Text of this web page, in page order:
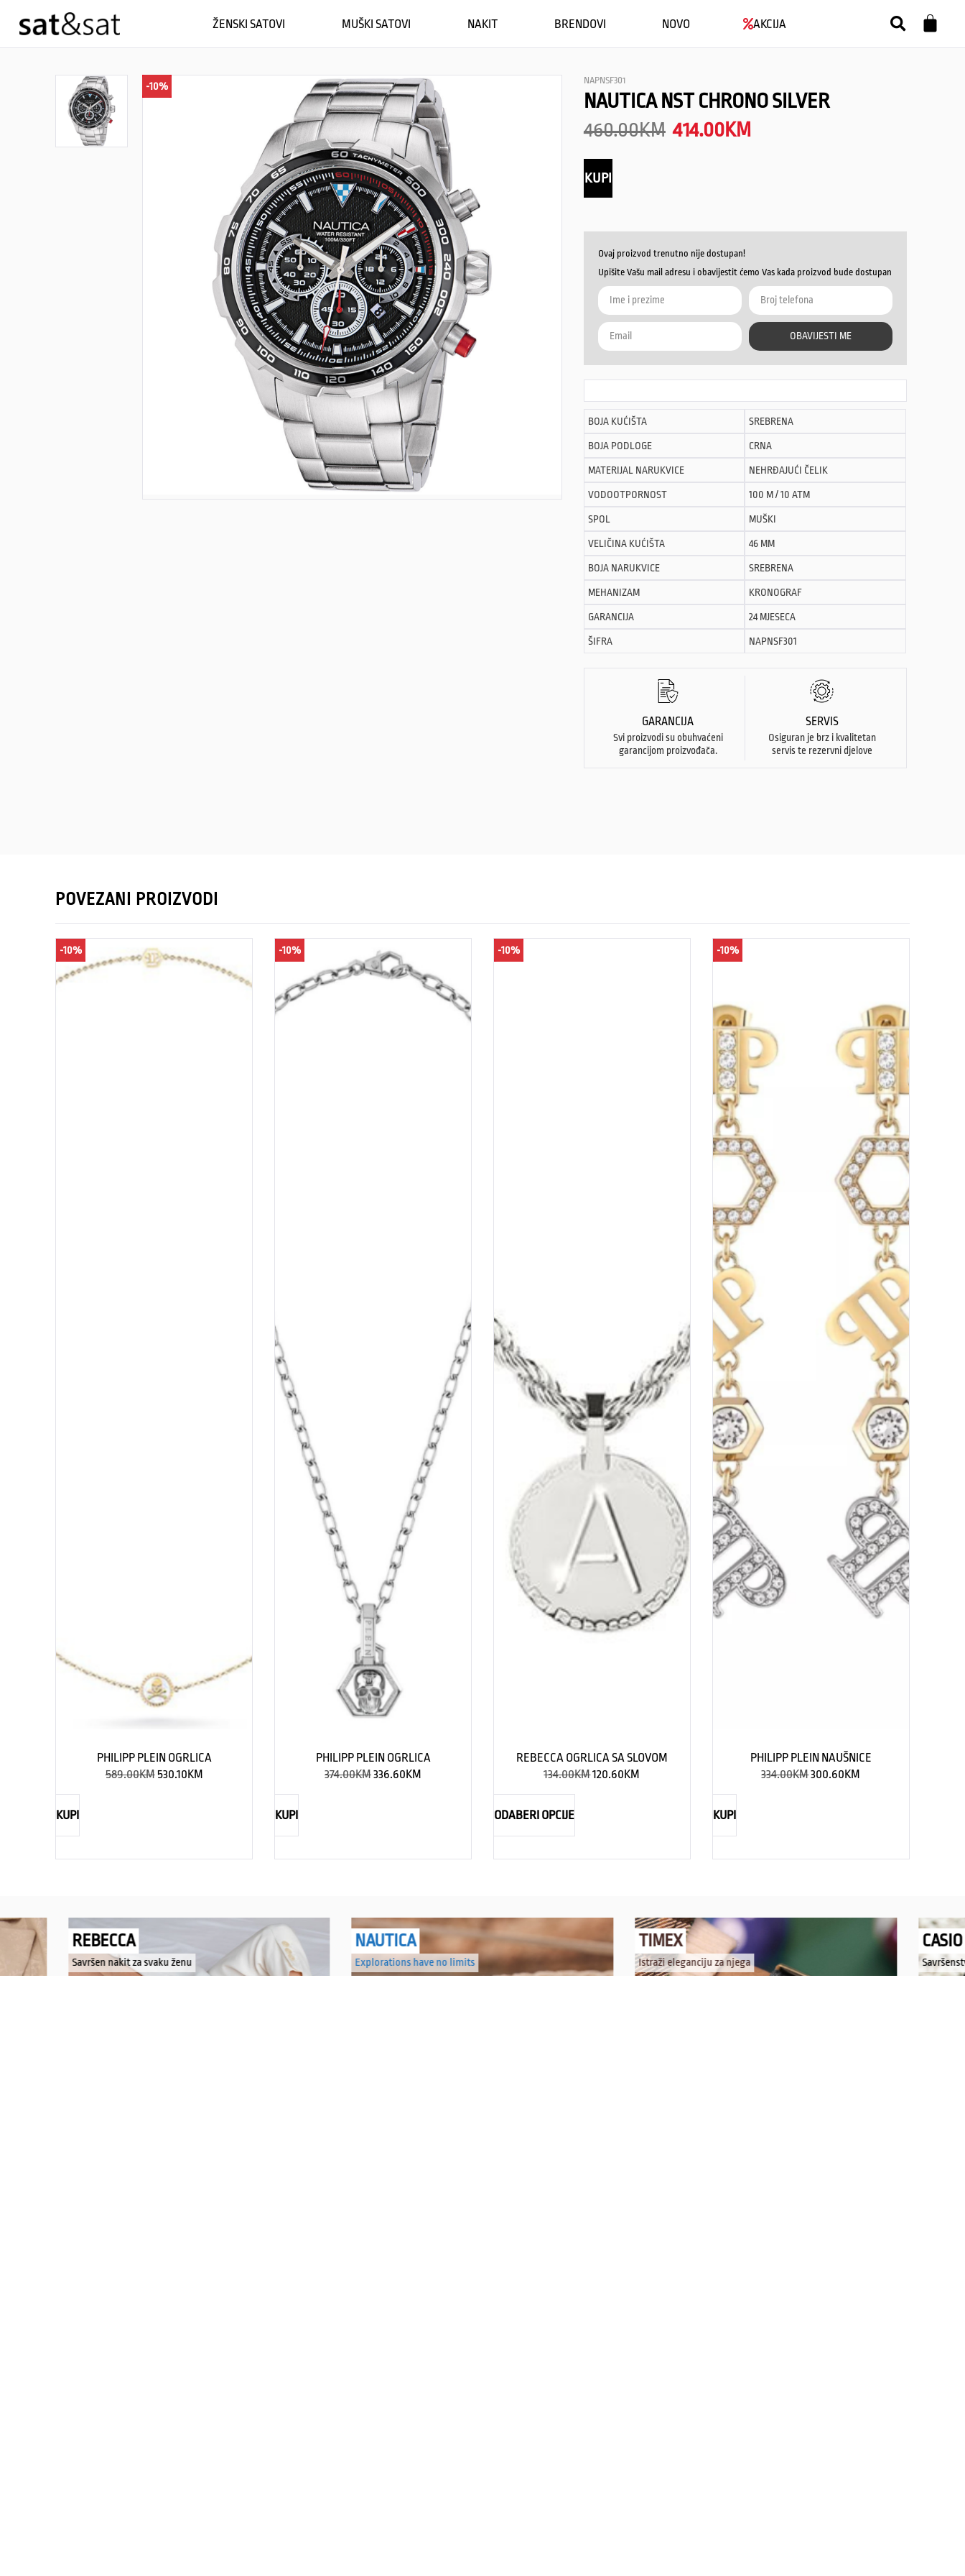
ŽENSKI SATOVI MUŠKI SATOVI NAKIT BRENDOVI NOVO AKCIJA
-10%
NAPNSF301
NAUTICA NST CHRONO SILVER
460.00KM 414.00KM
KUPI
Ovaj proizvod trenutno nije dostupan!
Upišite Vašu mail adresu i obavijestit ćemo Vas kada proizvod bude dostupan
OBAVIJESTI ME
BOJA KUĆIŠTA SREBRENA
BOJA PODLOGE CRNA
MATERIJAL NARUKVICE NEHRĐAJUĆI ČELIK
VODOOTPORNOST 100 M / 10 ATM
SPOL MUŠKI
VELIČINA KUĆIŠTA 46 MM
BOJA NARUKVICE SREBRENA
MEHANIZAM KRONOGRAF
GARANCIJA 24 MJESECA
ŠIFRA NAPNSF301
GARANCIJA
Svi proizvodi su obuhvaćeni
garancijom proizvođača.
SERVIS
Osiguran je brz i kvalitetan
servis te rezervni djelove
POVEZANI PROIZVODI
-10%
PHILIPP PLEIN OGRLICA
589.00KM530.10KM
KUPI
-10%
PHILIPP PLEIN OGRLICA
374.00KM336.60KM
KUPI
-10%
REBECCA OGRLICA SA SLOVOM
134.00KM120.60KM
ODABERI OPCIJE
-10%
PHILIPP PLEIN NAUŠNICE
334.00KM300.60KM
KUPI
REBECCA
Savršen nakit za svaku ženu
NAUTICA
Explorations have no limits
TIMEX
Istraži eleganciju za njega